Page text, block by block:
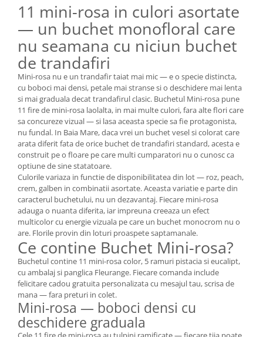
11 mini-rosa in culori asortate
— un buchet monofloral care
nu seamana cu niciun buchet
de trandafiri
Mini-rosa nu e un trandafir taiat mai mic — e o specie distincta,
cu boboci mai densi, petale mai stranse si o deschidere mai lenta
si mai graduala decat trandafirul clasic. Buchetul Mini-rosa pune
11 fire de mini-rosa laolalta, in mai multe culori, fara alte flori care
sa concureze vizual — si lasa aceasta specie sa fie protagonista,
nu fundal. In Baia Mare, daca vrei un buchet vesel si colorat care
arata diferit fata de orice buchet de trandafiri standard, acesta e
construit pe o floare pe care multi cumparatori nu o cunosc ca
optiune de sine statatoare.
Culorile variaza in functie de disponibilitatea din lot — roz, peach,
crem, galben in combinatii asortate. Aceasta variatie e parte din
caracterul buchetului, nu un dezavantaj. Fiecare mini-rosa
adauga o nuanta diferita, iar impreuna creeaza un efect
multicolor cu energie vizuala pe care un buchet monocrom nu o
are. Florile provin din loturi proaspete saptamanale.
Ce contine Buchet Mini-rosa?
Buchetul contine 11 mini-rosa color, 5 ramuri pistacia si eucalipt,
cu ambalaj si panglica Fleurange. Fiecare comanda include
felicitare cadou gratuita personalizata cu mesajul tau, scrisa de
mana — fara preturi in colet.
Mini-rosa — boboci densi cu
deschidere graduala